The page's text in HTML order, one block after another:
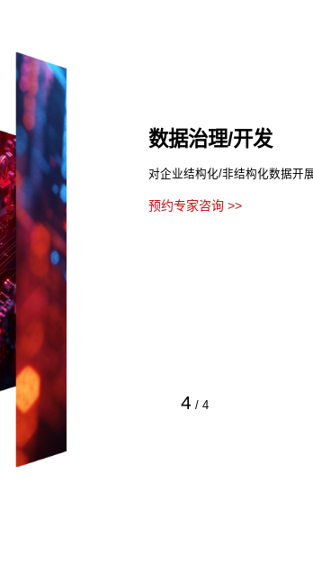
4 / 4
数据治理/开发
对企业结构化/非结构化数据
预约专家咨询 >>